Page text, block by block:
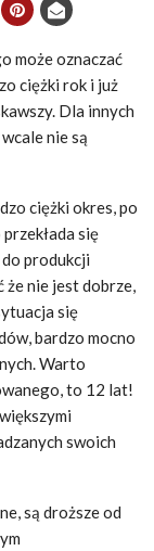
może oznaczać
ciężki rok i już
Dla innych
nie są
ciężki okres, po
się
produkcji
że nie jest dobrze,
się
bardzo mocno
Warto
to 12 lat!
swoich
są droższe od